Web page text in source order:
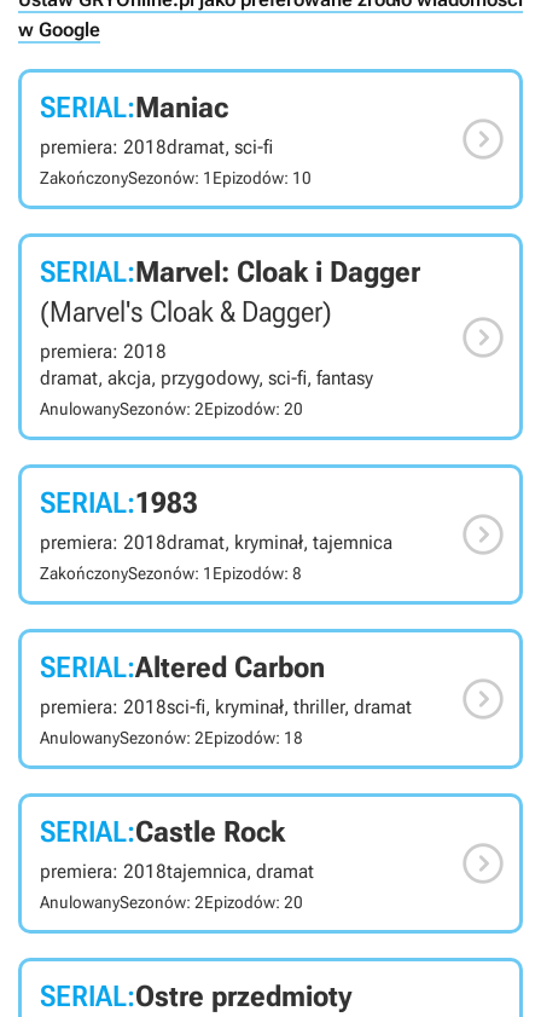
w Google
SERIAL:Maniac
premiera: 2018dramat, sci-fi
ZakończonySezonów: 1 Epizodów: 10

SERIAL:Marvel: Cloak i Dagger
(Marvel's Cloak & Dagger)
premiera: 2018
dramat, akcja, przygodowy, sci-fi, fantasy
AnulowanySezonów: 2Epizodów: 20

SERIAL:1983
premiera: 2018dramat, kryminał, tajemnica
ZakończonySezonów: 1 Epizodów: 8

SERIAL:Altered Carbon
premiera: 2018sci-fi, kryminał, thriller, dramat
AnulowanySezonów: 2Epizodów: 18

SERIAL:Castle Rock
premiera: 2018tajemnica, dramat
AnulowanySezonów: 2Epizodów: 20

SERIAL:Ostre przedmioty